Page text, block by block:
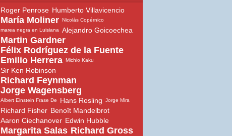
Roger Penrose Humberto Villavicencio
María Moliner Nicolás Copérnico
marea negra en Luisiana
Alejandro Goicoechea
Martin Gardner
Félix Rodríguez de la Fuente
Emilio Herrera Michio Kaku
Sir Ken Robinson
Richard Feynman
Jorge Wagensberg
Albert Einstein Frase De Hans Rosling Jorge Mira
Richard Fisher Benoît Mandelbrot
Aaron Ciechanover Edwin Hubble
Margarita Salas Richard Gross